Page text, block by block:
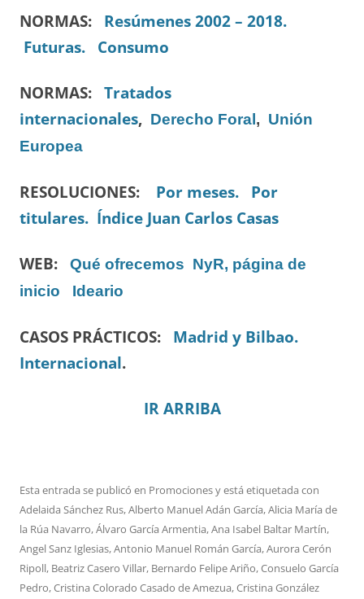
NORMAS: Resúmenes 2002 – 2018.
Futuras.
Consumo
NORMAS: Tratados
internacionales, Derecho Foral , Unión
Europea
RESOLUCIONES: Por meses.
Por
titulares. Índice Juan Carlos Casas
WEB: Qué ofrecemos NyR, página de
inicio
Ideario
CASOS PRÁCTICOS: Madrid y Bilbao.
Internacional.
IR ARRIBA
Esta entrada se publicó en Promocionesy está etiquetada con
Adelaida Sánchez Rus,Alberto Manuel Adán García,Alicia María de
la Rúa Navarro,Álvaro García Armentia,Ana Isabel Baltar Martín,
Angel Sanz Iglesias,Antonio Manuel Román García,Aurora Cerón
Ripoll, Beatriz Casero Villar, Bernardo Felipe Ariño,Consuelo García
Pedro,Cristina Colorado Casado de Amezua,Cristina González